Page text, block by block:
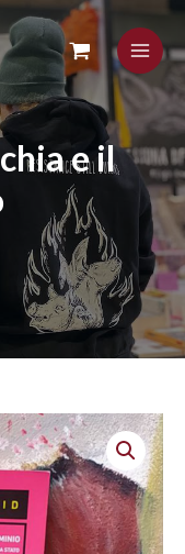
e il